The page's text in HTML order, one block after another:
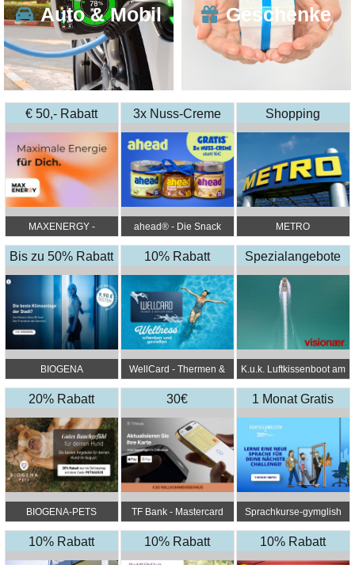
Auto & Mobil Geschenke
€ 50,- Rabatt
MAXENERGY -
Dich
3x Nuss-Creme
Gratis*
ahead® - Die Snack
Shopping
österreichweit
METRO
Bis zu 50% Rabatt
BIOGENA
10% Rabatt
WellCard - Thermen &
Spezialangebote
K.u.k. Luftkissenboot am
20% Rabatt
BIOGENA-PETS
30€
Willkommensbonu
s
TF Bank - Mastercard
1 Monat Gratis
Sprachkurse-gymglish
10% Rabatt 10% Rabatt 10% Rabatt